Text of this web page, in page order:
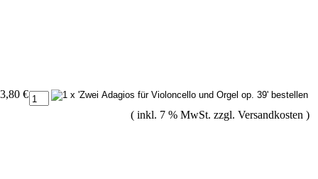
€
( inkl. 7 % MwSt. zzgl. Versandkosten )